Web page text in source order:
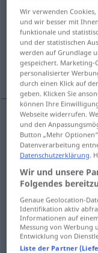
Übersicht aller
(Für mehr Details die
かける, かぶる,
かける[kakeru]
かぶる[kaburu]
文書にする[bunsho
Schreiben
着陸する
Wir verwenden
und wir besser mit
funktionale und
und der statistischen
werden auf Grundlage
gespeichert. Marketing-
personalisierter
durch einen Klick auf
geben. Klicken Sie
können Ihre
Webseite widerrufen.
und den
Button „Mehr
Datenverarbeitung
Datenschutzerklärung.
Wir und unsere
Folgendes
Genaue Geolocation-
Identifikation aktiv
Informationen auf
Messung von Werbung
Entwicklung von
Liste der Partner